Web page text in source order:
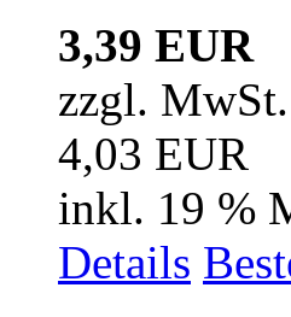
3,39 EUR
zzgl. MwSt.
4,03 EUR
inkl. 19 %
Details